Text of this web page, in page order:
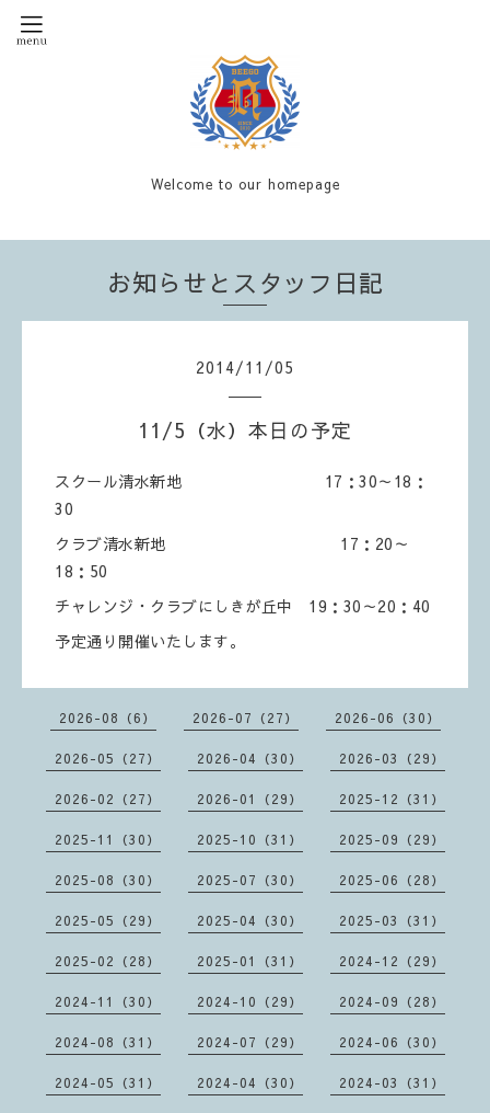
Welcome to our homepage
お知らせとスタッフ日記
2014/11 /05
11/5（水）本日の予定
スクール清水新地 17：30～18：
30
クラブ清水新地 17：20～
18：50
チャレンジ・クラブにしきが丘中 19：30～20：40
予定通り開催いたします。
2026-08（6） 2026-07（27） 2026-06（30）
2026-05（27） 2026-04（30） 2026-03（29）
2026-02（27） 2026-01（29） 2025-12（31）
2025-11（30） 2025-10（31） 2025-09（29）
2025-08（30） 2025-07（30） 2025-06（28）
2025-05（29） 2025-04（30） 2025-03（31）
2025-02（28） 2025-01（31） 2024-12（29）
2024-11（30） 2024-10（29） 2024-09（28）
2024-08（31） 2024-07（29） 2024-06（30）
2024-05（31） 2024-04（30） 2024-03（31）